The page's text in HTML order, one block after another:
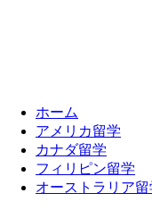
ホーム
アメリカ留学
カナダ留学
フィリピン留学
オーストラリア留